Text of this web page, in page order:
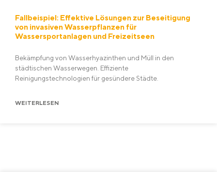
Fallbeispiel: Effektive Lösungen zur Beseitigung
von invasiven Wasserpflanzen für
Wassersportanlagen und Freizeitseen
Bekämpfung von Wasserhyazinthen und Müll in den
städtischen Wasserwegen. Effiziente
Reinigungstechnologien für gesündere Städte.
WEITERLESEN